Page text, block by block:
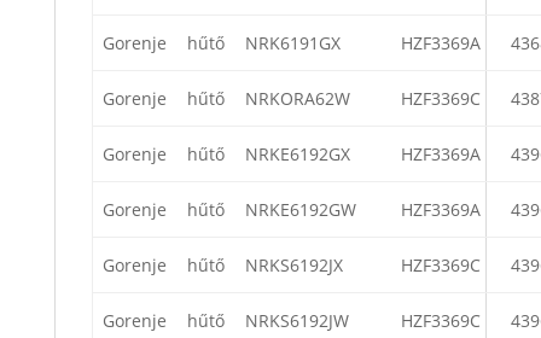
Gorenje hűtő NRK6191GX HZF3369A
Gorenje hűtő NRKORA62W HZF3369C
Gorenje hűtő NRKE6192GX HZF3369A
Gorenje hűtő NRKE6192GW HZF3369A
Gorenje hűtő NRKS6192JX HZF3369C
Gorenje hűtő NRKS6192JW HZF3369C